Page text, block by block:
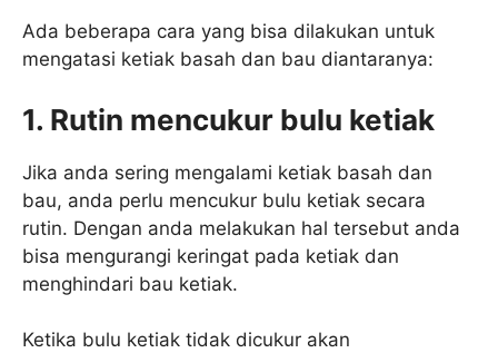
Ada beberapa cara yang bisa dilakukan untuk
mengatasi ketiak basah dan bau diantaranya:
1. Rutin mencukur bulu ketiak
Jika anda sering mengalami ketiak basah dan
bau, anda perlu mencukur bulu ketiak secara
rutin. Dengan anda melakukan hal tersebut anda
bisa mengurangi keringat pada ketiak dan
menghindari bau ketiak.
Ketika bulu ketiak tidak dicukur akan